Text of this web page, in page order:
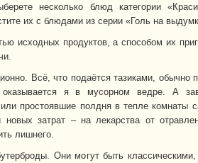
несколько блюд категории
их с блюдами из серии «Голь на
исходных продуктов, а способом их
Всё, что подаётся тазиками, обычно
я в мусорном ведре. А
простоявшие полдня в тепле комнаты
новых затрат – на лекарства от
лишнего.
Они могут быть